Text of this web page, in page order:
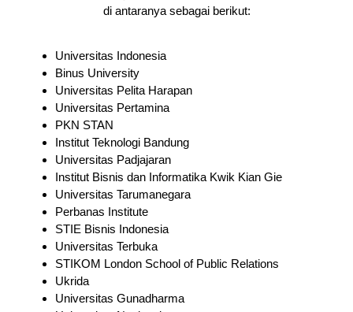
di antaranya sebagai berikut:
Universitas Indonesia
Binus University
Universitas Pelita Harapan
Universitas Pertamina
PKN STAN
Institut Teknologi Bandung
Universitas Padjajaran
Institut Bisnis dan Informatika Kwik Kian Gie
Universitas Tarumanegara
Perbanas Institute
STIE Bisnis Indonesia
Universitas Terbuka
STIKOM London School of Public Relations
Ukrida
Universitas Gunadharma